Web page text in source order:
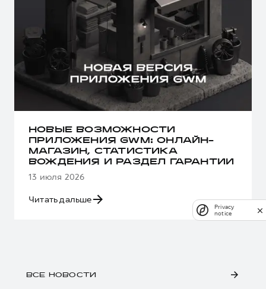
НОВЫЕ ВОЗМОЖНОСТИ
ПРИЛОЖЕНИЯ GWM: ОНЛАЙН-
МАГАЗИН, СТАТИСТИКА
ВОЖДЕНИЯ И РАЗДЕЛ ГАРАНТИИ
13 июля 2026
Читать дальше
ВСЕ НОВОСТИ
Privacy
notice